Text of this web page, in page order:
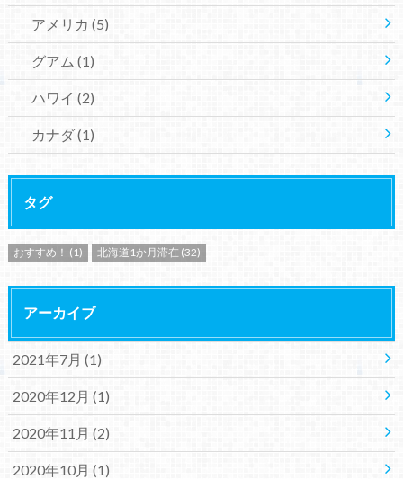
アメリカ (5)
グアム (1)
ハワイ (2)
カナダ(1)
タグ
おすすめ！ (1) 北海道1か月滞在 (32)
アーカイブ
2021年7月 (1)
2020年12月 (1)
2020年11月 (2)
2020年10月 (1)